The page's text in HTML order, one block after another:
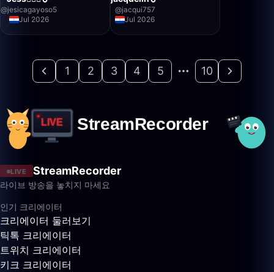
@jesicagayoso5
Jul 2026
@jacqui757
Jul 2026
1 2 3 4 5 10
LIVE StreamRecorder
라이브 방송을 놓치지 마세요
인기 크리에이터
크리에이터 둘러보기
틱톡 크리에이터
트위치 크리에이터
키크 크리에이터